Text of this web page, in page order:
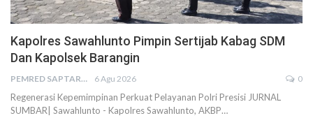
Kapolres Sawahlunto Pimpin Sertijab Kabag SDM
Dan Kapolsek Barangin
PEMRED SAPTARIUS 6 Agu 2026 0
Regenerasi Kepemimpinan Perkuat Pelayanan Polri Presisi JURNAL
SUMBAR| Sawahlunto - Kapolres Sawahlunto, AKBP…